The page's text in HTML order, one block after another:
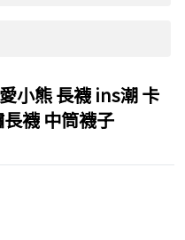
小熊 長襪 ins潮 卡
襪 中筒襪子